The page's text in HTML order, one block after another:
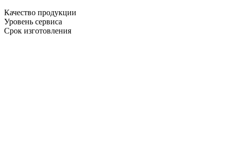
Качество продукции
Уровень сервиса
Срок изготовления